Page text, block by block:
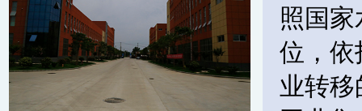
照国
位，依
业转移